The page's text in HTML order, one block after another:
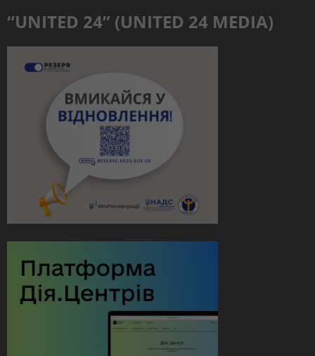
“UNITED 24” (UNITED 24 MEDIA)